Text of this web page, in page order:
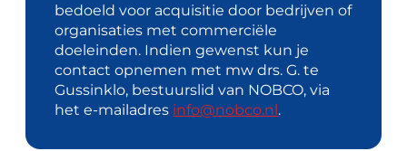
bedoeld voor acquisitie door bedrijven of
organisaties met commerciële
doeleinden. Indien gewenst kun je
contact opnemen met mw drs. G. te
Gussinklo, bestuurslid van NOBCO, via
het e-mailadres info@nobco.nl.